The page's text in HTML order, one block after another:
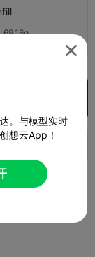
69.16g

。与模型实时
想云App！